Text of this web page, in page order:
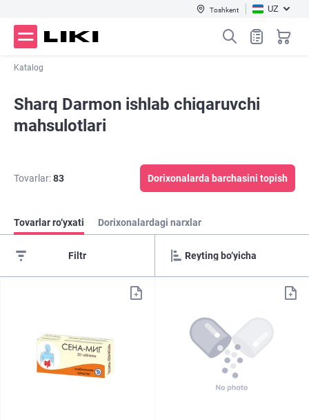
Toshkent UZ
Katalog
Sharq Darmon ishlab chiqaruvchi
mahsulotlari
Tovarlar:83 Dorixonalarda barchasini topish
Tovarlar ro‘yxati Dorixonalardagi narxlar
Filtr